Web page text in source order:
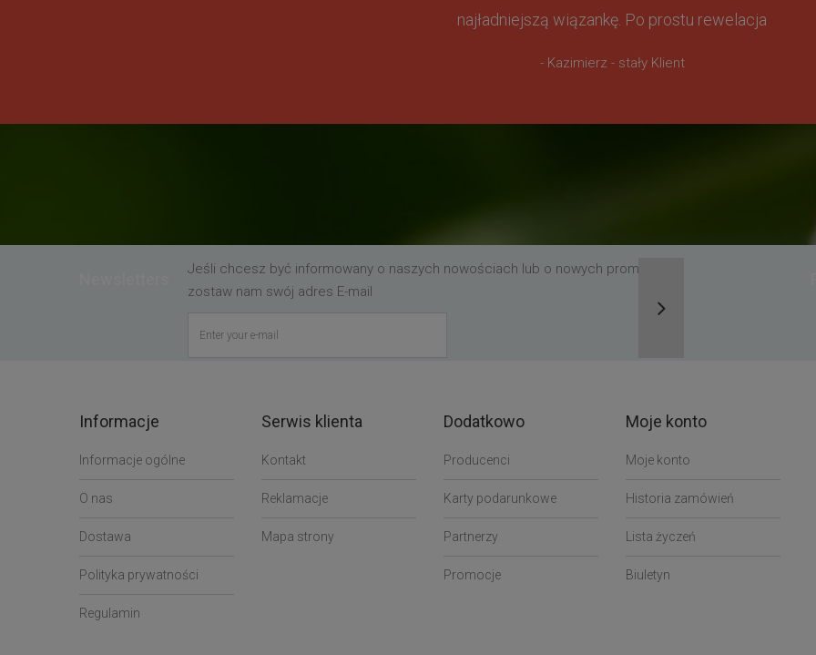
najładniejszą wiązankę. Po prostu rewelacja
- Kazimierz - stały Klient
Jeśli chcesz być informowany o naszych nowościach lub o nowych promocjach,
zostaw nam swój adres E-mail
Informacje
Informacje ogólne
O nas
Dostawa
Polityka prywatności
Regulamin
Serwis klienta
Kontakt
Reklamacje
Mapa strony
Dodatkowo
Producenci
Karty podarunkowe
Partnerzy
Promocje
Moje konto
Moje konto
Historia zamówień
Lista życzeń
Biuletyn